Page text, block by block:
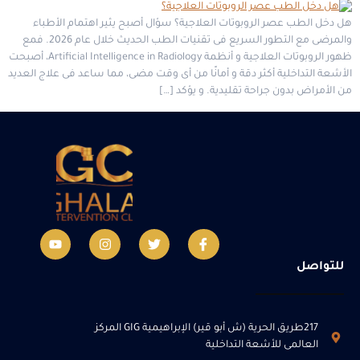
هل دخل الطب عصر الروبوتات العلاجية؟ سؤال أصبح يثير اهتمام الأطباء
والمرضى مع التطور السريع فى تقنيات الطب الحديث خلال عام 2026. فمع
ظهور الروبوتات العلاجية و أنظمة Artificial Intelligence in Radiology، أصبحت
الأشعة التداخلية أكثر دقة و أمانًا من أى وقت مضى، مما ساعد فى علاج العديد
من الأمراض بدون جراحة تقليدية. و يؤكد […]
للتواصل
217طريق الحرية (ش أبو قير) الإبراهيمية GIG المركز
العالمى للأشعة التداخلية